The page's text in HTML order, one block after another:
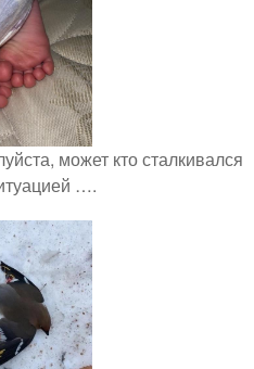
может кто сталкивался
….